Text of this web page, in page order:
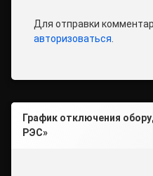
Для отправки
авторизоваться
График отключения
РЭС»